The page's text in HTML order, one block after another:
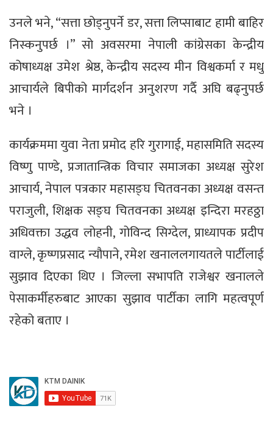
उनले भने, “सत्ता छोड्नुपर्ने डर, सत्ता लिप्साबाट हामी बाहिर
निस्कनुपर्छ ।” सो अवसरमा नेपाली कांग्रेसका केन्द्रीय
कोषाध्यक्ष उमेश श्रेष्ठ, केन्द्रीय सदस्य मीन विश्वकर्मा र मधु
आचार्यले बिपीको मार्गदर्शन अनुशरण गर्दै अघि बढ्नुपर्छ
भने ।
कार्यक्रममा युवा नेता प्रमोद हरि गुरागाई, महासमिति सदस्य
विष्णु पाण्डे, प्रजातान्त्रिक विचार समाजका अध्यक्ष सुरेश
आचार्य, नेपाल पत्रकार महासङ्घ चितवनका अध्यक्ष वसन्त
पराजुली, शिक्षक सङ्घ चितवनका अध्यक्ष इन्दिरा मरहठ्ठा
अधिवक्ता उद्धव लोहनी, गोविन्द सिग्देल, प्राध्यापक प्रदीप
वाग्ले, कृष्णप्रसाद न्यौपाने, रमेश खनाललगायतले पार्टीलाई
सुझाव दिएका थिए । जिल्ला सभापति राजेश्वर खनालले
पेसाकर्मीहरुबाट आएका सुझाव पार्टीका लागि महत्वपूर्ण
रहेको बताए ।